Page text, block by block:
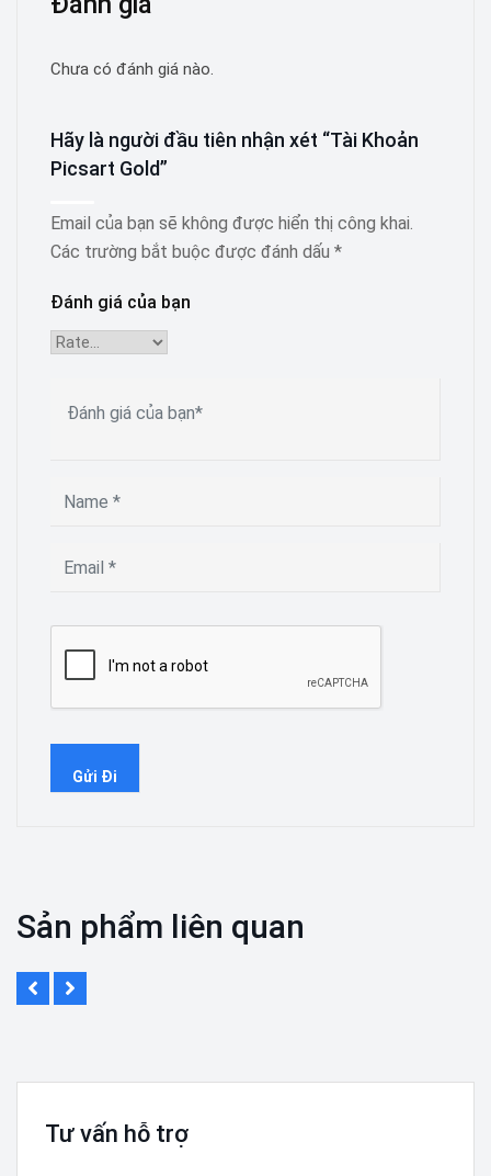
Chưa có đánh giá nào.
Hãy là người đầu tiên nhận xét “Tài Khoản
Picsart Gold”
Email của bạn sẽ không được hiển thị công khai.
Các trường bắt buộc được đánh dấu *
Đánh giá của bạn
Sản phẩm liên quan
Tư vấn hỗ trợ